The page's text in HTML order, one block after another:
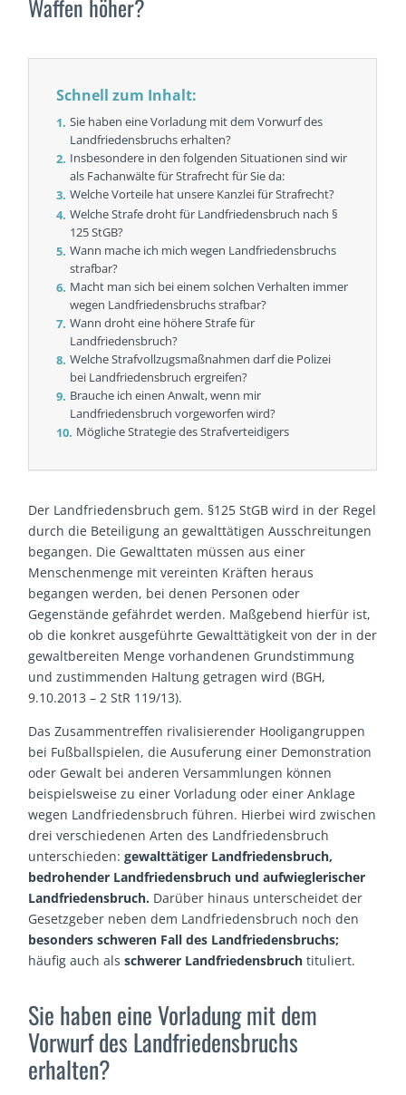
Waffen höher?
Schnell zum Inhalt:
Sie haben eine Vorladung mit dem Vorwurf des
Landfriedensbruchs erhalten?
Insbesondere in den folgenden Situationen sind wir
als Fachanwälte für Strafrecht für Sie da:
Welche Vorteile hat unsere Kanzlei für Strafrecht?
Welche Strafe droht für Landfriedensbruch nach §
125 StGB?
Wann mache ich mich wegen Landfriedensbruchs
strafbar?
Macht man sich bei einem solchen Verhalten immer
wegen Landfriedensbruchs strafbar?
Wann droht eine höhere Strafe für
Landfriedensbruch?
Welche Strafvollzugs­maßnahmen darf die Polizei
bei Landfriedensbruch ergreifen?
Brauche ich einen Anwalt, wenn mir
Landfriedensbruch vorgeworfen wird?
Mögliche Strategie des Strafverteidigers
Der Landfriedensbruch gem. §125 StGB wird in der Regel
durch die Beteiligung an gewalttätigen Ausschreitungen
begangen. Die Gewalttaten müssen aus einer
Menschenmenge mit vereinten Kräften heraus
begangen werden, bei denen Personen oder
Gegenstände gefährdet werden. Maßgebend hierfür ist,
ob die konkret ausgeführte Gewalttätigkeit von der in der
gewaltbereiten Menge vorhandenen Grundstimmung
und zustimmenden Haltung getragen wird (BGH,
9.10.2013 – 2 StR 119/13).
Das Zusammentreffen rivalisierender Hooligangruppen
bei Fußballspielen, die Ausuferung einer Demonstration
oder Gewalt bei anderen Versammlungen können
beispielsweise zu einer Vorladung oder einer Anklage
wegen Landfriedensbruch führen. Hierbei wird zwischen
drei verschiedenen Arten des Landfriedensbruch
unterschieden:gewalttätiger Landfriedensbruch,
bedrohender Landfriedensbruch und aufwieglerischer
Landfriedensbruch. Darüber hinaus unterscheidet der
Gesetzgeber neben dem Landfriedensbruch noch den
besonders schweren Falldes Landfriedensbruchs;
häufig auch alsschwerer Landfriedensbruchtituliert.
Sie haben eine Vorladung mit dem
Vorwurf des Landfriedensbruchs
erhalten?